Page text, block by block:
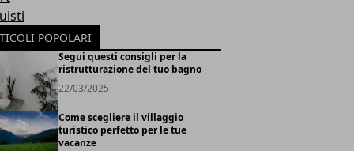
POPOLARI
Segui questi consigli per la
ristrutturazione del tuo bagno
22/03/2025
Come scegliere il villaggio
turistico perfetto per le tue
vacanze